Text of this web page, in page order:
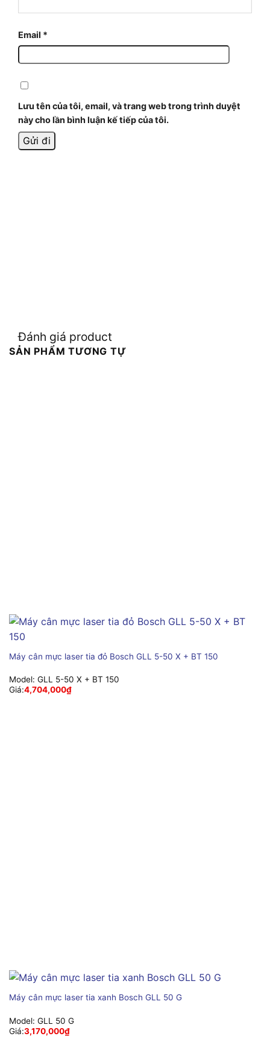
Email *
Lưu tên của tôi, email, và trang web trong trình duyệt
này cho lần bình luận kế tiếp của tôi.
Đánh giá product
SẢN PHẨM TƯƠNG TỰ
Máy cân mực laser tia đỏ Bosch GLL 5-50 X + BT 150
Model: GLL 5-50 X + BT 150
Giá:4,704,000₫
Máy cân mực laser tia xanh Bosch GLL 50 G
Model: GLL 50 G
Giá:3,170,000₫